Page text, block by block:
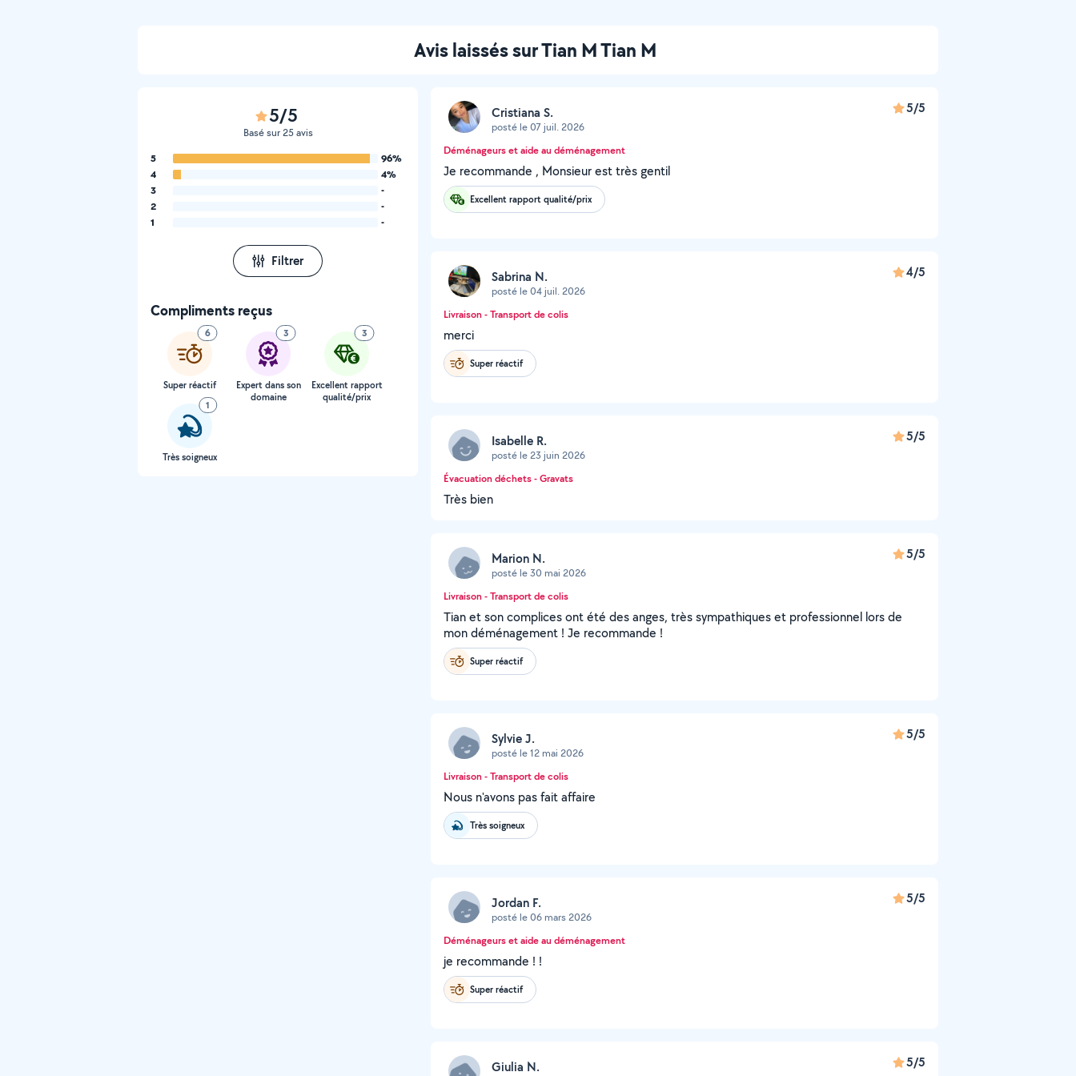
Avis laissés sur Tian M Tian M
5/5
Basé sur 25 avis
5
96%
4
4%
3
-
2
-
1
-
Filtrer
Compliments reçus
6
Super réactif
3
Expert dans son
domaine
3
Excellent rapport
qualité/prix
1
Très soigneux
Cristiana S.
posté le 07 juil. 2026
5/5
Déménageurs et aide au déménagement
Je recommande , Monsieur est très gentil
Excellent rapport qualité/prix
Sabrina N.
posté le 04 juil. 2026
4/5
Livraison - Transport de colis
merci
Super réactif
Isabelle R.
posté le 23 juin 2026
5/5
Évacuation déchets - Gravats
Très bien
Marion N.
posté le 30 mai 2026
5/5
Livraison - Transport de colis
Tian et son complices ont été des anges, très sympathiques et professionnel lors de
mon déménagement ! Je recommande !
Super réactif
Sylvie J.
posté le 12 mai 2026
5/5
Livraison - Transport de colis
Nous n'avons pas fait affaire
Très soigneux
Jordan F.
posté le 06 mars 2026
5/5
Déménageurs et aide au déménagement
je recommande ! !
Super réactif
Giulia N. 5/5